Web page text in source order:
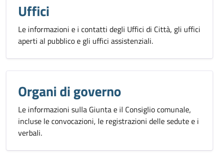
Uffici
Le informazioni e i contatti degli Uffici di Città, gli uffici
aperti al pubblico e gli uffici assistenziali.
Organi di governo
Le informazioni sulla Giunta e il Consiglio comunale,
incluse le convocazioni, le registrazioni delle sedute e i
verbali.